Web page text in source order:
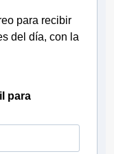
para recibir
del día, con la
para